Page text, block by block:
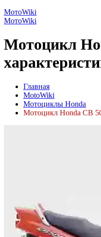
МотоWiki
МотоWiki
Мотоцикл
Главная
MotoWiki
Мотоциклы Honda
Мотоцикл Honda CB